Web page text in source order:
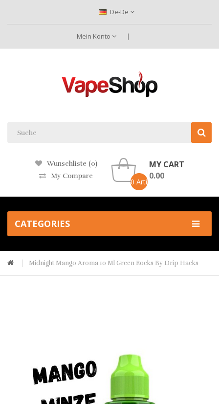
De-De
Mein Konto
Wunschliste (0)
My Compare
0 Artikel -
MY CART
0.00
CATEGORIES
Midnight Mango Aroma 10 Ml Green Rocks By Drip Hacks